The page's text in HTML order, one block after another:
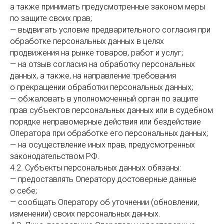
а также принимать предусмотренные законом меры
по защите своих прав;
— выдвигать условие предварительного согласия при
обработке персональных данных в целях
продвижения на рынке товаров, работ и услуг;
— на отзыв согласия на обработку персональных
данных, а также, на направление требования
о прекращении обработки персональных данных;
— обжаловать в уполномоченный орган по защите
прав субъектов персональных данных или в судебном
порядке неправомерные действия или бездействие
Оператора при обработке его персональных данных;
— на осуществление иных прав, предусмотренных
законодательством РФ.
4.2. Субъекты персональных данных обязаны:
— предоставлять Оператору достоверные данные
о себе;
— сообщать Оператору об уточнении (обновлении,
изменении) своих персональных данных.